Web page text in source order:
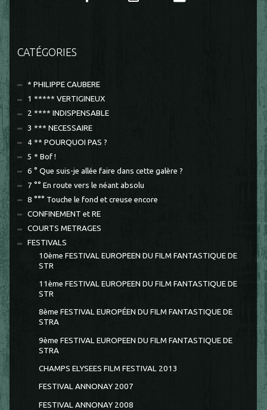
CATÉGORIES
* PHILIPPE CAUBERE
1 ***** VERTIGINEUX
2 **** INDISPENSABLE
3 *** NECESSAIRE
4 ** POURQUOI PAS ?
5 * Bof !
6 ° Que suis-je allée faire dans cette galère ?
7 °° En route vers le néant absolu
8 °°° Touche le fond et creuse encore
CONFINEMENT et RE
COURTS METRAGES
FESTIVALS
10ème FESTIVAL EUROPEEN DU FILM FANTASTIQUE DE
STR
11ème FESTIVAL EUROPEEN DU FILM FANTASTIQUE DE
STR
8ème FESTIVAL EUROPÉEN DU FILM FANTASTIQUE DE
STRA
9ème FESTIVAL EUROPEEN DU FILM FANTASTIQUE DE
STRA
CHAMPS ELYSEES FILM FESTIVAL 2013
FESTIVAL ANNONAY 2007
FESTIVAL ANNONAY 2008